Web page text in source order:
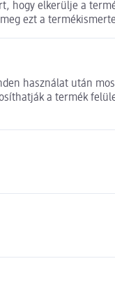
hogy elkerülje a
ezt a
használat után
a termék